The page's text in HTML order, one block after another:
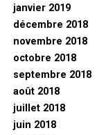
janvier 2019
décembre 2018
novembre 2018
octobre 2018
septembre 2018
août 2018
juillet 2018
juin 2018